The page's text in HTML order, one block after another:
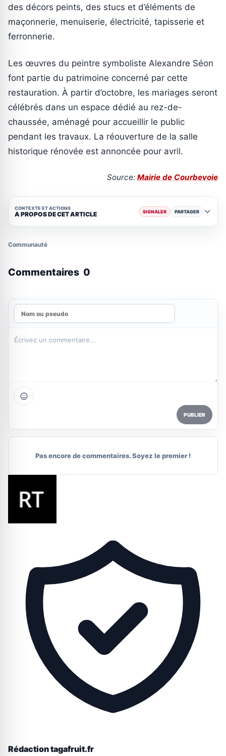
des décors peints, des stucs et d’éléments de
maçonnerie, menuiserie, électricité, tapisserie et
ferronnerie.
Les œuvres du peintre symboliste Alexandre Séon
font partie du patrimoine concerné par cette
restauration. À partir d’octobre, les mariages seront
célébrés dans un espace dédié au rez-de-
chaussée, aménagé pour accueillir le public
pendant les travaux. La réouverture de la salle
historique rénovée est annoncée pour avril.
Source: Mairie de Courbevoie
CONTEXTE ET ACTIONS
A PROPOS DE CET ARTICLE SIGNALER PARTAGER
Communauté
Commentaires 0
PUBLIER
Pas encore de commentaires. Soyez le premier !
Rédaction tagafruit.fr